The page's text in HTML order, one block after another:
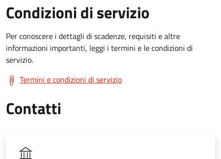
Condizioni di servizio
Per conoscere i dettagli di scadenze, requisiti e altre
informazioni importanti, leggi i termini e le condizioni di
servizio.
Termini e condizioni di servizio
Contatti